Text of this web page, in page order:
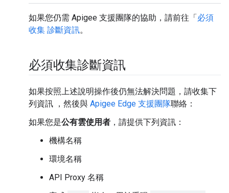
如果您仍需 Apigee 支援團隊的協助，請前往「 必須
收集 診斷資訊。
必須收集診斷資訊
如果按照上述說明操作後仍無法解決問題，請收集下
列資訊 ，然後與 Apigee Edge 支援團隊聯絡：
如果您是公有雲使用者 ，請提供下列資訊：
機構名稱
環境名稱
API Proxy 名稱